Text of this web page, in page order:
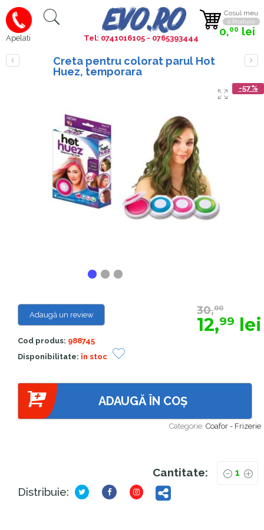
Apelati
Cosul meu
0 Produse
0,00 lei
Tel: 0741016105 - 0765393444
Creta pentru colorat parul Hot
Huez, temporara
-57%
Categorie: Coafor - Frizerie
Adaugă un review
Cod produs: 988745
Disponibilitate: în stoc
30,00
12,99 lei
ADAUGĂ ÎN COȘ
Cantitate:
Distribuie: